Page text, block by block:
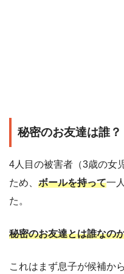
秘密のお友達は誰？
4人目の被害者（3歳の女
ため、 ボールを持って一
た。
秘密のお友達とは誰なの
これはまず息子が候補か